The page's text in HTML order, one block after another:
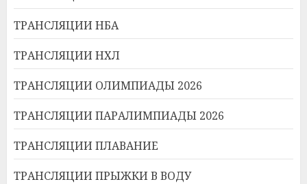
ТРАНСЛЯЦИИ НБА
ТРАНСЛЯЦИИ НХЛ
ТРАНСЛЯЦИИ ОЛИМПИАДЫ 2026
ТРАНСЛЯЦИИ ПАРАЛИМПИАДЫ 2026
ТРАНСЛЯЦИИ ПЛАВАНИЕ
ТРАНСЛЯЦИИ ПРЫЖКИ В ВОДУ